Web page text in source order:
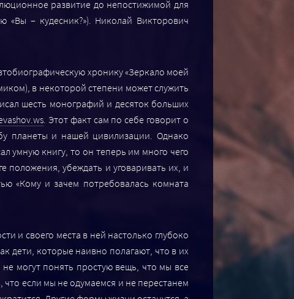
развитие до непостижимой для
«Вы – кудесник?»). Николай Викторович
хронику «Зеркало моей
в некоторой степени может служить
шесть монографий и десяток больших
. Этот факт сам по себе говорит о
планеты и нашей цивилизации. Однако
умную книгу, то он теперь им много чего
убеждать и уговаривать их, и
«Кому и зачем потребовалась комната
и своего места в ней настолько глубоко
дети, которые наивно полагают, что в их
могут понять простую вещь, что мы все
что если мы не одумаемся и не перестанем